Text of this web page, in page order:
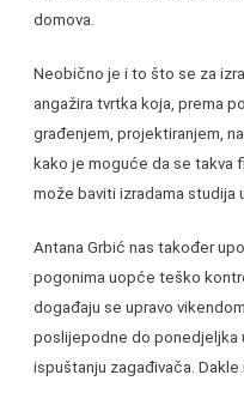
domova.
Neobično je i to što se za
angažira tvrtka koja, prema
građenjem, projektiranjem,
kako je moguće da se takva
može baviti izradama studija
Antana Grbić nas također
pogonima uopće teško
događaju se upravo
poslijepodne do ponedjeljka
ispuštanju zagađivača. Dakle